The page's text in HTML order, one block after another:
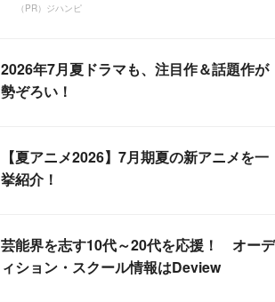
（PR）ジハンピ
2026年7月夏ドラマも、注目作＆話題作が
勢ぞろい！
【夏アニメ2026】7月期夏の新アニメを一
挙紹介！
芸能界を志す10代～20代を応援！ オーデ
ィション・スクール情報はDeview